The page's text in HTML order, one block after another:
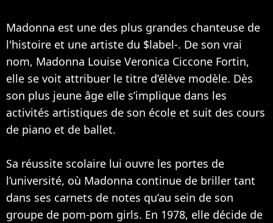
Madonna est une des plus grandes chanteuse de
l'histoire et une artiste du $label-. De son vrai
nom, Madonna Louise Veronica Ciccone Fortin,
elle se voit attribuer le titre d’élève modèle. Dès
son plus jeune âge elle s’implique dans les
activités artistiques de son école et suit des cours
de piano et de ballet.
Sa réussite scolaire lui ouvre les portes de
l’université, où Madonna continue de briller tant
dans ses carnets de notes qu’au sein de son
groupe de pom-pom girls. En 1978, elle décide de